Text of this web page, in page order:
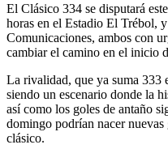
El Clásico 334 se disputará
horas en el Estadio El Trébol,
Comunicaciones, ambos con
cambiar el camino en el inicio
La rivalidad, que ya suma 333
siendo un escenario donde la
así como los goles de antaño
domingo podrían nacer nuevas
clásico.